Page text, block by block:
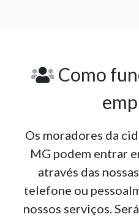
Como
Os moradores da
MG podem entrar
através das
telefone ou
nossos serviços.